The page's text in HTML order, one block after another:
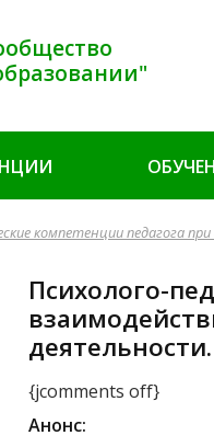
компетенции педагога
Психолого-
деятельности.
{jcomments off}
Анонс: